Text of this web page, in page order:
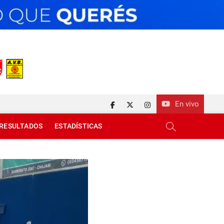
En vivo
facebook
twitterinstagram
RESULTADOS ESTADÍSTICAS